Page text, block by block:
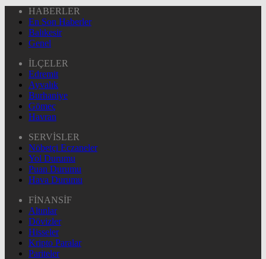
HABERLER
En Son Haberler
Balıkesir
Genel
İLÇELER
Edremit
Ayvalık
Burhaniye
Gömeç
Havran
SERVİSLER
Nöbetçi Eczaneler
Yol Durumu
Puan Durumu
Hava Durumu
FİNANSİF
Altınlar
Dövizler
Hisseler
Kripto Paralar
Pariteler